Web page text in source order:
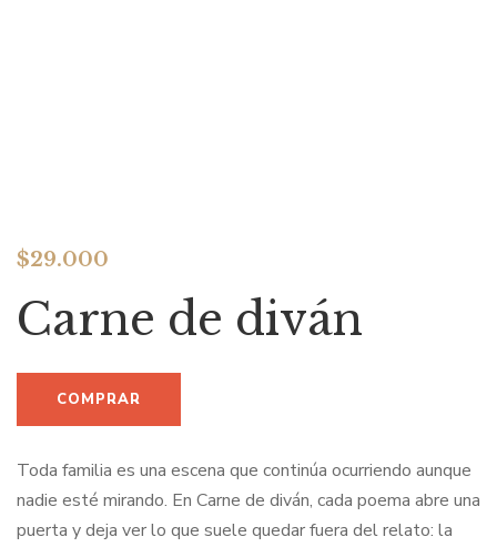
$29.000
Carne de diván
Toda familia es una escena que continúa ocurriendo aunque
nadie esté mirando. En Carne de diván, cada poema abre una
puerta y deja ver lo que suele quedar fuera del relato: la